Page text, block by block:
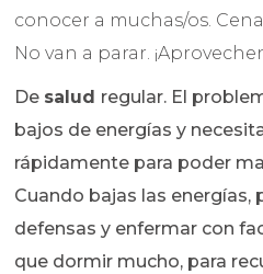
conocer a muchas/os.
No van a parar.
De salud regular. El
bajos de energías y
rápidamente para poder
Cuando bajas las energías,
defensas y enfermar con
que dormir mucho, para